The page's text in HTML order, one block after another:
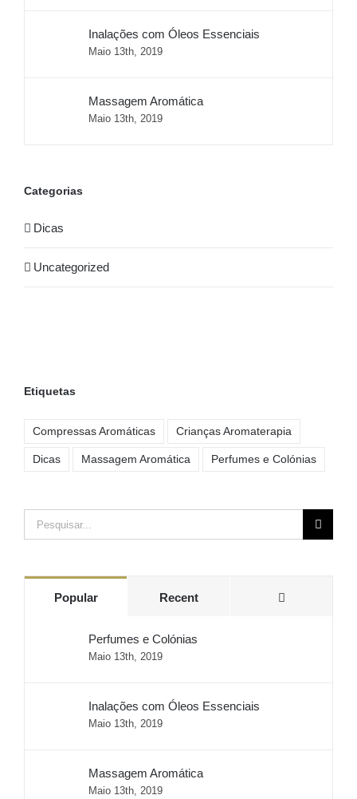
Inalações com Óleos Essenciais
Maio 13th, 2019
Massagem Aromática
Maio 13th, 2019
Categorias
Dicas
Uncategorized
Etiquetas
Compressas Aromáticas Crianças Aromaterapia
Dicas Massagem Aromática Perfumes e Colónias
Pesquisar
Popular Recent Comments
Perfumes e Colónias
Maio 13th, 2019
Inalações com Óleos Essenciais
Maio 13th, 2019
Massagem Aromática
Maio 13th, 2019